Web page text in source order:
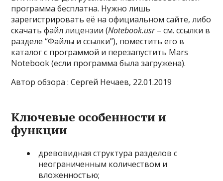
программа бесплатна. Нужно лишь
зарегистрировать её на официальном сайте, либо
скачать файл лицензии (Notebook.usr– см. ссылки в
разделе “Файлы и ссылки”), поместить его в
каталог с программой и перезапустить Mars
Notebook (если программа была загружена).
Автор обзора : Сергей Нечаев, 22.01.2019
Ключевые особенности и
функции
древовидная структура разделов с
неограниченным количеством и
вложенностью;